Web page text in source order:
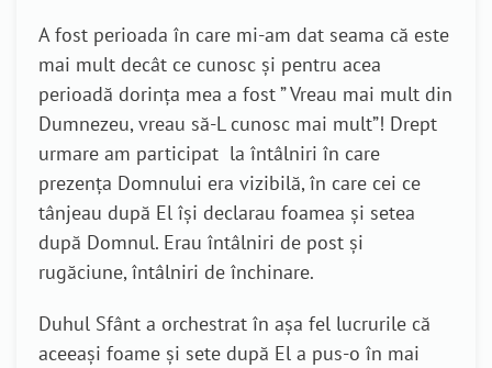
A fost perioada în care mi-am dat seama că este
mai mult decât ce cunosc și pentru acea
perioadă dorința mea a fost ” Vreau mai mult din
Dumnezeu, vreau să-L cunosc mai mult”! Drept
urmare am participat la întâlniri în care
prezența Domnului era vizibilă, în care cei ce
tânjeau după El își declarau foamea și setea
după Domnul. Erau întâlniri de post și
rugăciune, întâlniri de închinare.
Duhul Sfânt a orchestrat în așa fel lucrurile că
aceeași foame și sete după El a pus-o în mai